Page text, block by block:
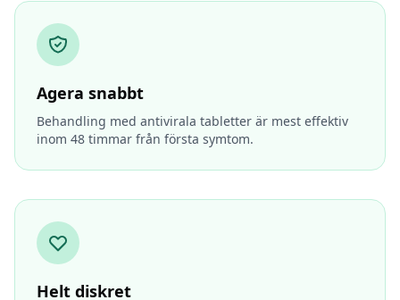
Agera snabbt
Behandling med antivirala tabletter är mest effektiv
inom 48 timmar från första symtom.
Helt diskret